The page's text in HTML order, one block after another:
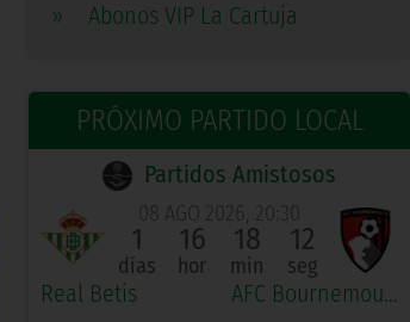
»
Abonos VIP La Cartuja
PRÓXIMO PARTIDO LOCAL
Partidos Amistosos
Real Betis
08 AGO 2026, 20:30
1
días
16
hor
18
min
11
seg
AFC Bournemouth